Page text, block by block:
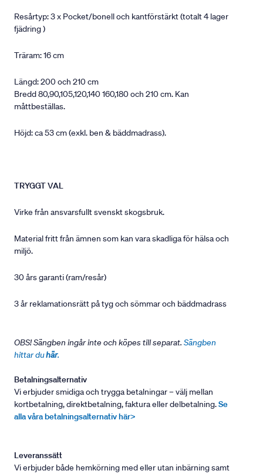
Resårtyp: 3 x Pocket/bonell och kantförstärkt (totalt 4 lager
fjädring )
Träram: 16 cm
Längd: 200 och 210 cm
Bredd 80,90,105,120,140 160,180 och 210 cm. Kan
måttbeställas.
Höjd: ca 53 cm (exkl. ben & bäddmadrass).
TRYGGT VAL
Virke från ansvarsfullt svenskt skogsbruk.
Material fritt från ämnen som kan vara skadliga för hälsa och
miljö.
30 års garanti (ram/resår)
3 år reklamationsrätt på tyg och sömmar och bäddmadrass
OBS! Sängben ingår inte och köpes till separat. Sängben
hittar duhär.
Betalningsalternativ
Vi erbjuder smidiga och trygga betalningar – välj mellan
kortbetalning, direktbetalning, faktura eller delbetalning.Se
alla våra betalningsalternativ här>
Leveranssätt
Vi erbjuder både hemkörning med eller utan inbärning samt